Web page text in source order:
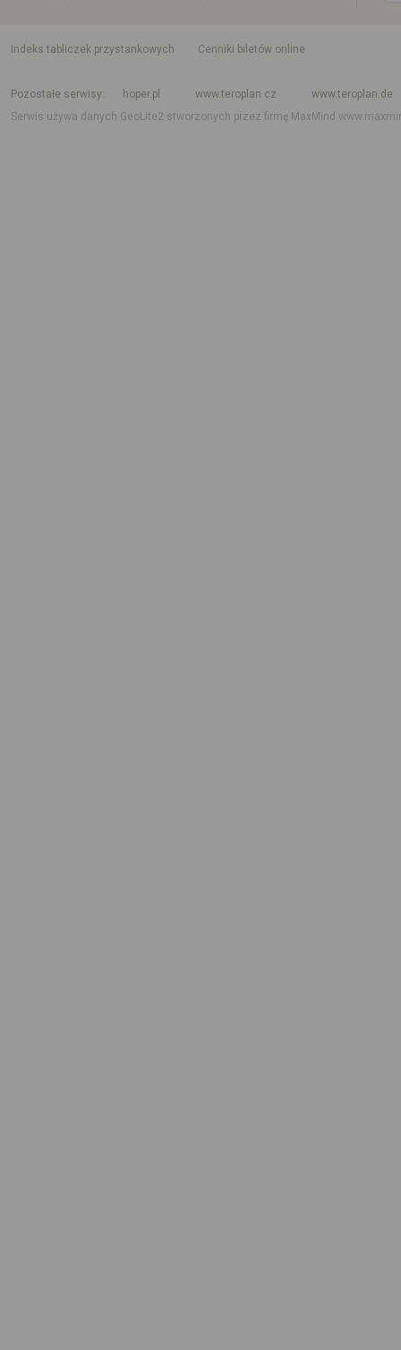
indeks tabliczek przystankowych
Cenniki biletów online
Pozostałe serwisy
hoper.pl www.teroplan.cz
www.teroplan.de
Serwis używa danych GeoLite2 stworzonych przez firmę MaxMind